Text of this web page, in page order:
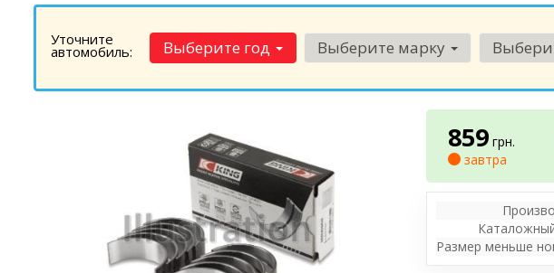
Уточните
автомобиль: Выберите год Выберите марку
859 грн.
завтра